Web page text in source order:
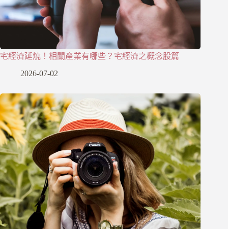
宅經濟延燒！相關產業有哪些？宅經濟之概念股篇
2026-07-02